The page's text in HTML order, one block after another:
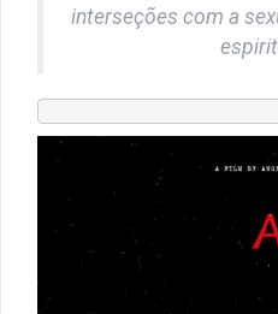
interseções com a